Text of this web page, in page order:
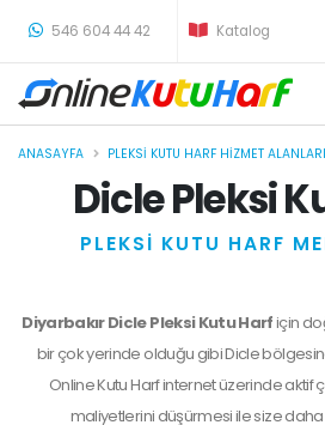
546 604 44 42 Katalog
ANASAYFA PLEKSI KUTU HARF HIZMET ALANLARI
Dicle Pleksi
PLEKSİ KUTU HARF
Diyarbakır Dicle Pleksi Kutu Harfiçin
bir çok yerinde olduğu gibi Dicle
Online Kutu Harf internet üzerinde aktif
maliyetlerini düşürmesi ile size